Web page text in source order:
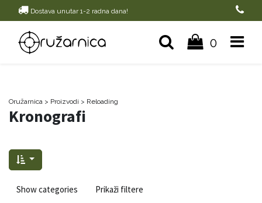
Dostava unutar 1-2 radna dana!
0
Oružarnica > Proizvodi > Reloading
Kronografi
Show categories Prikaži filtere